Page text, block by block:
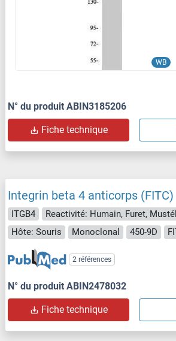
WB
N° du produit ABIN3185206
Fiche technique
Integrin beta 4 anticorps (FITC)
ITGB4 Reactivité: Humain, Furet,
Hôte: Souris
Monoclonal 450-9D
2 références
N° du produit ABIN2478032
Fiche technique